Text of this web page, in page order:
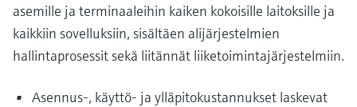
asemille ja terminaaleihin kaiken kokoisille laitoksille ja
kaikkiin sovelluksiin, sisältäen alijärjestelmien
hallintaprosessit sekä liitännät liiketoimintajärjestelmiin.
Asennus-, käyttö- ja ylläpitokustannukset laskevat